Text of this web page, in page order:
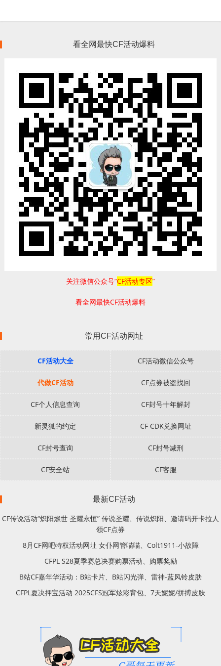
看全网最快CF活动爆料
关注微信公众号“CF活动专区”
看全网最快CF活动爆料
常用CF活动网址
CF活动大全 CF活动微信公众号
代做CF活动 CF点券被盗找回
CF个人信息查询 CF封号十年解封
新灵狐的约定 CF CDK兑换网址
CF封号查询 CF封号减刑
CF安全站 CF客服
最新CF活动
CF传说活动“炽阳燃世 圣耀永恒” 传说圣耀、传说炽阳、邀请码开卡拉人
领CF点券
8月CF网吧特权活动网址 女仆网管喵喵、Colt1911-小故障
CFPL S28夏季赛总决赛购票活动、购票奖励
B站CF嘉年华活动：B站卡片、B站闪光弹、雷神-蓝风铃皮肤
CFPL夏决押宝活动 2025CFS冠军炫彩背包、7天妮妮/拼搏皮肤